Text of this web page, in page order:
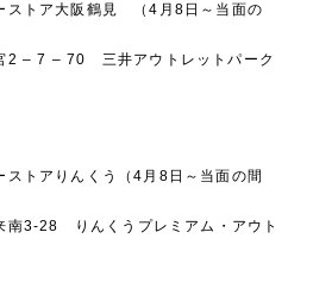
ストア大阪鶴見 （4月8日～当面の
2 – 7 – 70 三井アウトレットパーク
ストアりんくう（4月8日～当面の間
南3-28 りんくうプレミアム・アウト